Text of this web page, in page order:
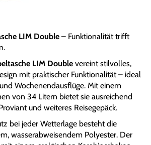
LIM Double – Funktionalität trifft
LIM Double vereint stilvolles,
mit praktischer Funktionalität – ideal
Wochenendausflüge. Mit einem
von 34 Litern bietet sie ausreichend
und weiteres Reisegepäck.
bei jeder Wetterlage besteht die
wasserabweisendem Polyester. Der